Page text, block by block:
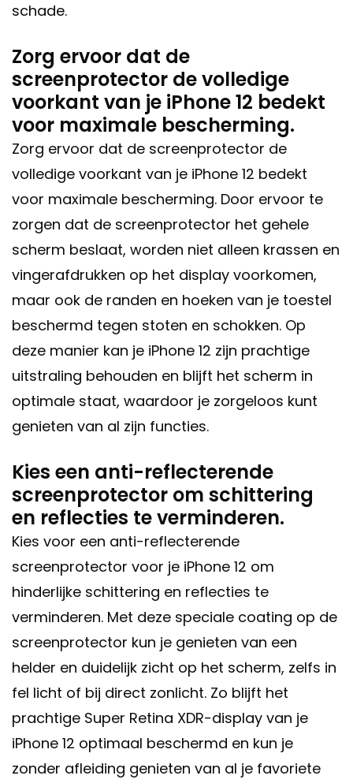
schade.
Zorg ervoor dat de
screenprotector de volledige
voorkant van je iPhone 12 bedekt
voor maximale bescherming.
Zorg ervoor dat de screenprotector de
volledige voorkant van je iPhone 12 bedekt
voor maximale bescherming. Door ervoor te
zorgen dat de screenprotector het gehele
scherm beslaat, worden niet alleen krassen en
vingerafdrukken op het display voorkomen,
maar ook de randen en hoeken van je toestel
beschermd tegen stoten en schokken. Op
deze manier kan je iPhone 12 zijn prachtige
uitstraling behouden en blijft het scherm in
optimale staat, waardoor je zorgeloos kunt
genieten van al zijn functies.
Kies een anti-reflecterende
screenprotector om schittering
en reflecties te verminderen.
Kies voor een anti-reflecterende
screenprotector voor je iPhone 12 om
hinderlijke schittering en reflecties te
verminderen. Met deze speciale coating op de
screenprotector kun je genieten van een
helder en duidelijk zicht op het scherm, zelfs in
fel licht of bij direct zonlicht. Zo blijft het
prachtige Super Retina XDR-display van je
iPhone 12 optimaal beschermd en kun je
zonder afleiding genieten van al je favoriete